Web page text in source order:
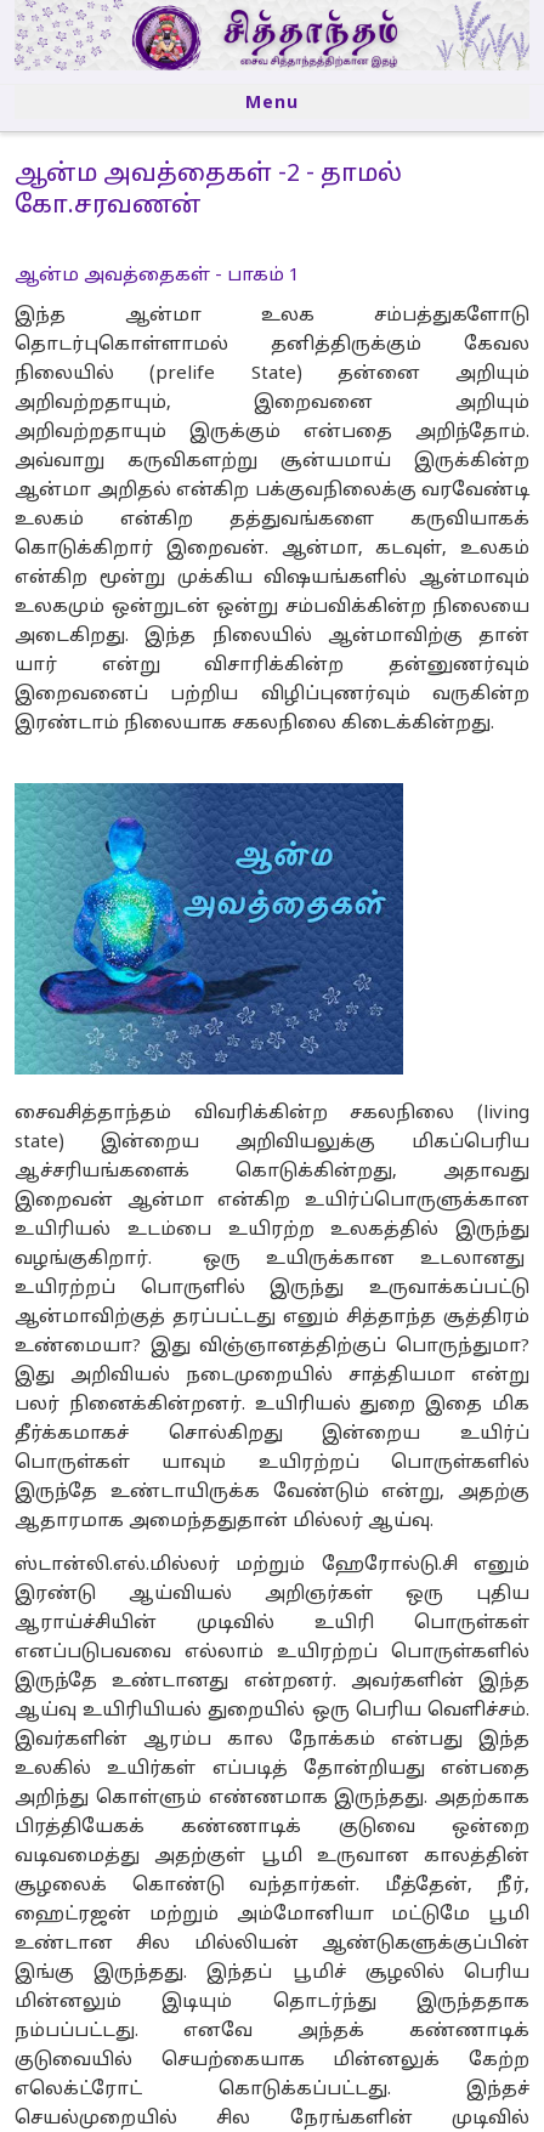
Menu
Skip to content
ஆன்ம அவத்தைகள் -2 - தாமல்
கோ.சரவணன்
ஆன்ம அவத்தைகள் - பாகம் 1
இந்த ஆன்மா உலக சம்பத்துகளோடு
தொடர்புகொள்ளாமல் தனித்திருக்கும் கேவல
நிலையில் (prelife State) தன்னை அறியும்
அறிவற்றதாயும், இறைவனை அறியும்
அறிவற்றதாயும் இருக்கும் என்பதை அறிந்தோம்.
அவ்வாறு கருவிகளற்று சூன்யமாய் இருக்கின்ற
ஆன்மா அறிதல் என்கிற பக்குவநிலைக்கு வரவேண்டி
உலகம் என்கிற தத்துவங்களை கருவியாகக்
கொடுக்கிறார் இறைவன். ஆன்மா, கடவுள், உலகம்
என்கிற மூன்று முக்கிய விஷயங்களில் ஆன்மாவும்
உலகமும் ஒன்றுடன் ஒன்று சம்பவிக்கின்ற நிலையை
அடைகிறது. இந்த நிலையில் ஆன்மாவிற்கு தான்
யார் என்று விசாரிக்கின்ற தன்னுணர்வும்
இறைவனைப் பற்றிய விழிப்புணர்வும் வருகின்ற
இரண்டாம் நிலையாக சகலநிலை கிடைக்கின்றது.
சைவசித்தாந்தம் விவரிக்கின்ற சகலநிலை (living
state) இன்றைய அறிவியலுக்கு மிகப்பெரிய
ஆச்சரியங்களைக் கொடுக்கின்றது, அதாவது
இறைவன் ஆன்மா என்கிற உயிர்ப்பொருளுக்கான
உயிரியல் உடம்பை உயிரற்ற உலகத்தில் இருந்து
வழங்குகிறார். ஒரு உயிருக்கான உடலானது
உயிரற்றப் பொருளில் இருந்து உருவாக்கப்பட்டு
ஆன்மாவிற்குத் தரப்பட்டது எனும் சித்தாந்த சூத்திரம்
உண்மையா? இது விஞ்ஞானத்திற்குப் பொருந்துமா?
இது அறிவியல் நடைமுறையில் சாத்தியமா என்று
பலர் நினைக்கின்றனர். உயிரியல் துறை இதை மிக
தீர்க்கமாகச் சொல்கிறது இன்றைய உயிர்ப்
பொருள்கள் யாவும் உயிரற்றப் பொருள்களில்
இருந்தே உண்டாயிருக்க வேண்டும் என்று, அதற்கு
ஆதாரமாக அமைந்ததுதான் மில்லர் ஆய்வு.
ஸ்டான்லி.எல்.மில்லர் மற்றும் ஹேரோல்டு.சி எனும்
இரண்டு ஆய்வியல் அறிஞர்கள் ஒரு புதிய
ஆராய்ச்சியின் முடிவில் உயிரி பொருள்கள்
எனப்படுபவவை எல்லாம் உயிரற்றப் பொருள்களில்
இருந்தே உண்டானது என்றனர். அவர்களின் இந்த
ஆய்வு உயிரியியல் துறையில் ஒரு பெரிய வெளிச்சம்.
இவர்களின் ஆரம்ப கால நோக்கம் என்பது இந்த
உலகில் உயிர்கள் எப்படித் தோன்றியது என்பதை
அறிந்து கொள்ளும் எண்ணமாக இருந்தது. அதற்காக
பிரத்தியேகக் கண்ணாடிக் குடுவை ஒன்றை
வடிவமைத்து அதற்குள் பூமி உருவான காலத்தின்
சூழலைக் கொண்டு வந்தார்கள். மீத்தேன், நீர்,
ஹைட்ரஜன் மற்றும் அம்மோனியா மட்டுமே பூமி
உண்டான சில மில்லியன் ஆண்டுகளுக்குப்பின்
இங்கு இருந்தது. இந்தப் பூமிச் சூழலில் பெரிய
மின்னலும் இடியும் தொடர்ந்து இருந்ததாக
நம்பப்பட்டது. எனவே அந்தக் கண்ணாடிக்
குடுவையில் செயற்கையாக மின்னலுக் கேற்ற
எலெக்ட்ரோட் கொடுக்கப்பட்டது. இந்தச்
செயல்முறையில் சில நேரங்களின் முடிவில்